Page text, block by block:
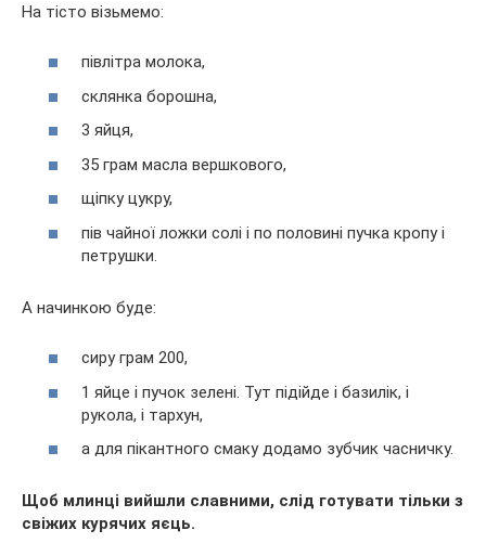
На тісто візьмемо:
півлітра молока,
склянка борошна,
3 яйця,
35 грам масла вершкового,
щіпку цукру,
пів чайної ложки солі і по половині пучка кропу і
петрушки.
А начинкою буде:
сиру грам 200,
1 яйце і пучок зелені. Тут підійде і базилік, і
рукола, і тархун,
а для пікантного смаку додамо зубчик часничку.
Щоб млинці вийшли славними, слід готувати тільки з
свіжих курячих яєць.